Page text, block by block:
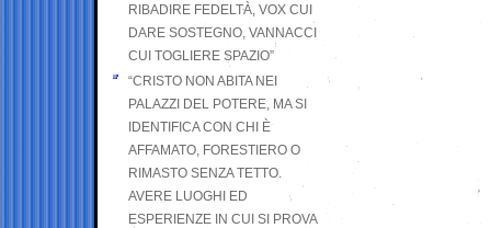
RIBADIRE FEDELTÀ, VOX CUI
DARE SOSTEGNO, VANNACCI
CUI TOGLIERE SPAZIO”
“CRISTO NON ABITA NEI
PALAZZI DEL POTERE, MA SI
IDENTIFICA CON CHI È
AFFAMATO, FORESTIERO O
RIMASTO SENZA TETTO.
AVERE LUOGHI ED
ESPERIENZE IN CUI SI PROVA